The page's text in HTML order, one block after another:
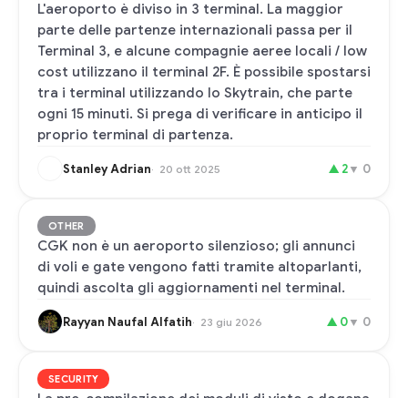
L'aeroporto è diviso in 3 terminal. La maggior
parte delle partenze internazionali passa per il
Terminal 3, e alcune compagnie aeree locali / low
cost utilizzano il terminal 2F. È possibile spostarsi
tra i terminal utilizzando lo Skytrain, che parte
ogni 15 minuti. Si prega di verificare in anticipo il
proprio terminal di partenza.
Stanley Adrian 20 ott 2025 ▲ 2▼ 0
OTHER
CGK non è un aeroporto silenzioso; gli annunci
di voli e gate vengono fatti tramite altoparlanti,
quindi ascolta gli aggiornamenti nel terminal.
Rayyan Naufal Alfatih 23 giu 2026 ▲ 0▼ 0
SECURITY